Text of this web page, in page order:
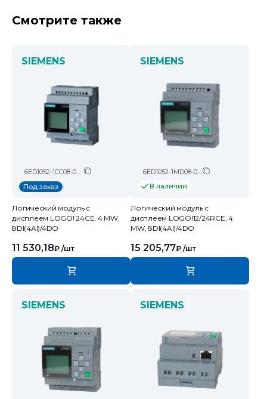
Смотрите также
SIEMENS
6ED1052-1CC08-0BA2
Под заказ
Логический модуль c
дисплеем LOGO! 24CE, 4 MW,
8DI(4AI)/4DO
11 530,18₽ /шт
SIEMENS
6ED1052-1MD08-0BA2
В наличии
Логический модуль c
дисплеем LOGO!12/24RCE, 4
MW, 8DI(4AI)/4DO
15 205,77₽ /шт
SIEMENS SIEMENS